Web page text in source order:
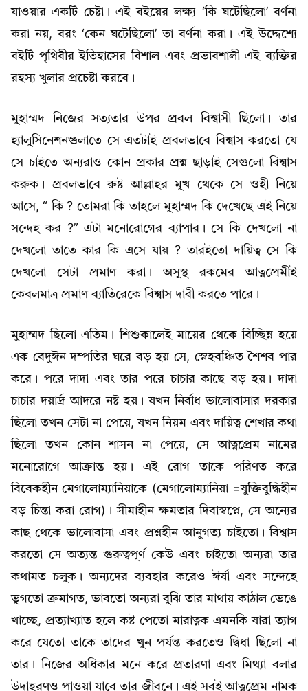
যাওয়ার একটি চেষ্টা। এই বইয়ের লক্ষ্য ‘কি ঘটেছিলো’ বর্ণনা
করা নয়, বরং ‘কেন ঘটেছিলো’ তা বর্ণনা করা। এই উদ্দেশ্যে
বইটি পৃথিবীর ইতিহাসের বিশাল এবং প্রভাবশালী এই ব্যক্তির
রহস্য খুলার প্রচেষ্টা করবে।
মুহাম্মদ নিজের সত্যতার উপর প্রবল বিশ্বাসী ছিলো। তার
হ্যালুসিনেশনগুলাতে সে এতটাই প্রবলভাবে বিশ্বাস করতো যে
সে চাইতে অন্যরাও কোন প্রকার প্রশ্ন ছাড়াই সেগুলো বিশ্বাস
করুক। প্রবলভাবে রুষ্ট আল্লাহর মুখ থেকে সে ওহী নিয়ে
আসে, “ কি ? তোমরা কি তাহলে মুহাম্মদ কি দেখেছে এই নিয়ে
সন্দেহ কর ?” এটা মনোরোগের ব্যাপার। সে কি দেখলো না
দেখলো তাতে কার কি এসে যায় ? তারইতো দায়িত্ব সে কি
দেখলো সেটা প্রমাণ করা। অসুস্থ রকমের আত্নপ্রেমীই
কেবলমাত্র প্রমাণ ব্যাতিরেকে বিশ্বাস দাবী করতে পারে।
মুহাম্মদ ছিলো এতিম। শিশুকালেই মায়ের থেকে বিচ্ছিন্ন হয়ে
এক বেদুঈন দম্পতির ঘরে বড় হয় সে, স্নেহবঞ্চিত শৈশব পার
করে। পরে দাদা এবং তার পরে চাচার কাছে বড় হয়। দাদা
চাচার দয়ার্দ্র আদরে নষ্ট হয়। যখন নির্বাধ ভালোবাসার দরকার
ছিলো তখন সেটা না পেয়ে, যখন নিয়ম এবং দায়িত্ব শেখার কথা
ছিলো তখন কোন শাসন না পেয়ে, সে আত্নপ্রেম নামের
মনোরোগে আক্রান্ত হয়। এই রোগ তাকে পরিণত করে
বিবেকহীন মেগালোম্যানিয়াকে (মেগালোম্যানিয়া =যুক্তিবুদ্ধিহীন
বড় চিন্তা করা রোগ)। সীমাহীন ক্ষমতার দিবাস্বপ্নে, সে অন্যের
কাছ থেকে ভালোবাসা এবং প্রশ্নহীন আনুগত্য চাইতো। বিশ্বাস
করতো সে অত্যন্ত গুরুত্বপূর্ণ কেউ এবং চাইতো অন্যরা তার
কথামত চলুক। অন্যদের ব্যবহার করেও ঈর্ষা এবং সন্দেহে
ভুগতো ক্রমাগত, ভাবতো অন্যরা বুঝি তার মাথায় কাঠাল ভেঙে
খাচ্ছে, প্রত্যাখ্যাত হলে কষ্ট পেতো মারাত্নক এমনকি যারা ত্যাগ
করে যেতো তাকে তাদের খুন পর্যন্ত করতেও দ্বিধা ছিলো না
তার। নিজের অধিকার মনে করে প্রতারণা এবং মিথ্যা বলার
উদাহরণও পাওয়া যাবে তার জীবনে। এই সবই আত্নপ্রেম নামক